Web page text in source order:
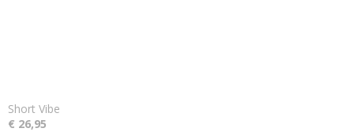
Short Vibe
€ 26,95